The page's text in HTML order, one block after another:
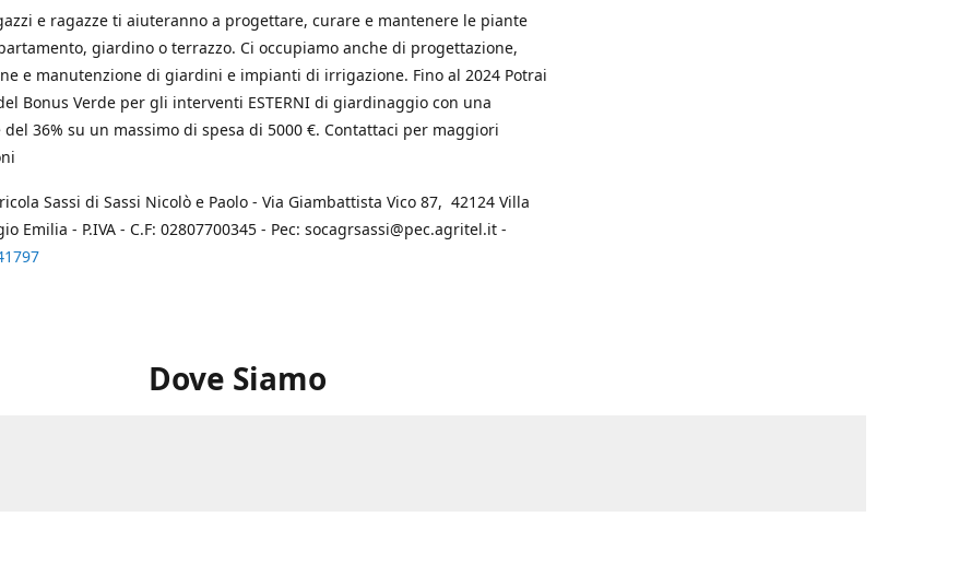
e ragazze ti aiuteranno a progettare, curare e mantenere le piante
giardino o terrazzo. Ci occupiamo anche di progettazione,
e manutenzione di giardini e impianti di irrigazione. Fino al 2024 Potrai
Bonus Verde per gli interventi ESTERNI di giardinaggio con una
36% su un massimo di spesa di 5000 €. Contattaci per maggiori
Sassi di Sassi Nicolò e Paolo - Via Giambattista Vico 87, 42124 Villa
Emilia - P.IVA - C.F: 02807700345 - Pec: socagrsassi@pec.agritel.it -
Dove Siamo